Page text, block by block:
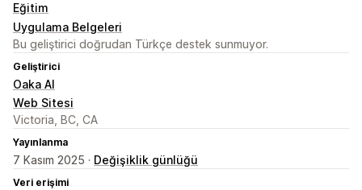
Eğitim
Uygulama Belgeleri
Bu geliştirici doğrudan Türkçe destek sunmuyor.
Geliştirici
Oaka AI
Web Sitesi
Victoria, BC, CA
Yayınlanma
7 Kasım 2025 · Değişiklik günlüğü
Veri erişimi